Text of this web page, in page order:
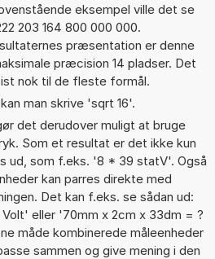
eksempel ville det se
203 164 800 000 000.
præsentation er denne
præcision 14 pladser. Det
nok til de fleste formål.
man skrive 'sqrt 16'.
det derudover muligt at bruge
Som et resultat er det ikke kun
ud, som f.eks. '8 * 39 statV'. Også
kan parres direkte med
Det kan f.eks. se sådan ud:
eller '70mm x 2cm x 33dm = ?
måde kombinerede måleenheder
sammen og give mening i den